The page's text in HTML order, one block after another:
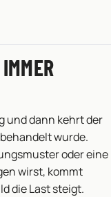
und dann kehrt der
wurde.
oder eine
wirst, kommt
die Last steigt.